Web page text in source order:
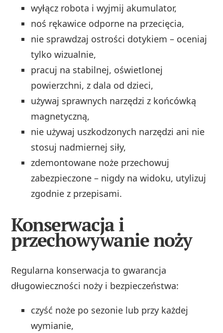
wyłącz robota i wyjmij akumulator,
noś rękawice odporne na przecięcia,
nie sprawdzaj ostrości dotykiem – oceniaj
tylko wizualnie,
pracuj na stabilnej, oświetlonej
powierzchni, z dala od dzieci,
używaj sprawnych narzędzi z końcówką
magnetyczną,
nie używaj uszkodzonych narzędzi ani nie
stosuj nadmiernej siły,
zdemontowane noże przechowuj
zabezpieczone – nigdy na widoku, utylizuj
zgodnie z przepisami.
Konserwacja i
przechowywanie noży
Regularna konserwacja to gwarancja
długowieczności noży i bezpieczeństwa:
czyść noże po sezonie lub przy każdej
wymianie,